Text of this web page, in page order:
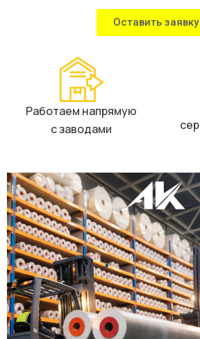
Оставить заявку
Работаем напрямую
с заводами